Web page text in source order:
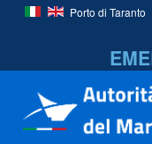
Porto di Taranto